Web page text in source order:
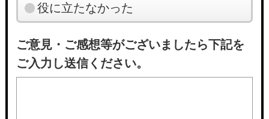
役に立たなかった
ご意見・ご感想等がございましたら下記を
ご入力し送信ください。